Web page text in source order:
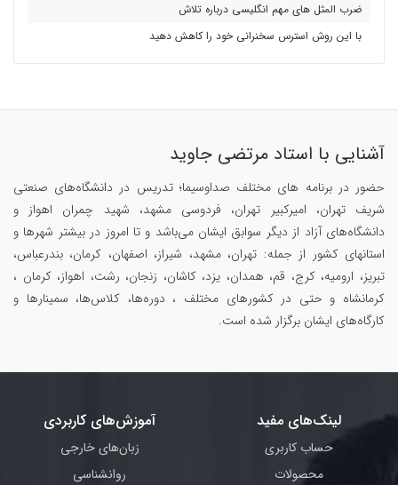
ضرب المثل های مهم انگلیسی درباره تلاش
با این روش استرس سخنرانی خود را کاهش دهید
آشنایی با استاد مرتضی جاوید
حضور در برنامه های مختلف صداوسیما؛ تدریس در دانشگاه‌های صنعتی
شریف تهران، امیرکبیر تهران، فردوسی مشهد، شهید چمران اهواز و
دانشگاه‌های آزاد از دیگر سوابق ایشان می‌باشد و تا امروز در بیشتر شهرها و
استانهای کشور از جمله: تهران، مشهد، شیراز، اصفهان، کرمان، بندرعباس،
تبریز، ارومیه، کرج، قم، همدان، یزد، کاشان، زنجان، رشت، اهواز، کرمان ،
کرمانشاه و حتی در کشورهای مختلف ، دوره‌ها، کلاس‌ها، سمینار‌ها و
کارگاه‌های ایشان برگزار شده است.
لینک‌های مفید
حساب کاربری
محصولات
آموزش‌های کاربردی
زبان‌های خارجی
روانشناسی